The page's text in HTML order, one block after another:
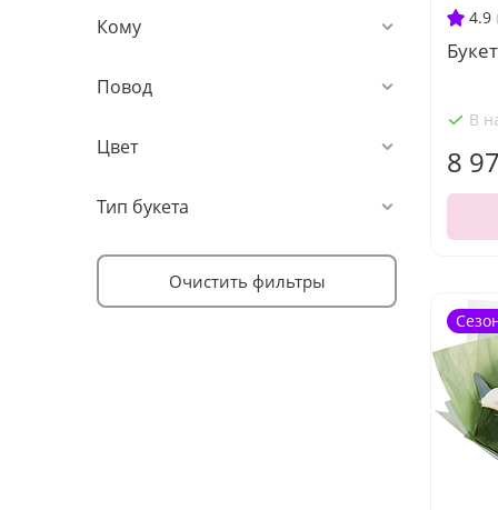
Кому
Повод
Цвет
Тип букета
Очистить фильтры
4.9
В
8